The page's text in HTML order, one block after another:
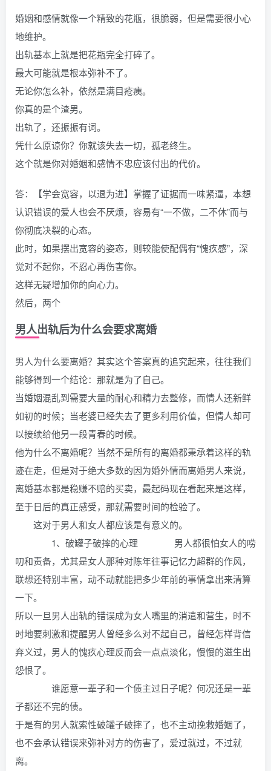
婚姻和感情就像一个精致的花瓶，很脆弱，但是需要很小心
地维护。
出轨基本上就是把花瓶完全打碎了。
最大可能就是根本弥补不了。
无论你怎么补，依然是满目疮痍。
你真的是个渣男。
出轨了，还振振有词。
凭什么原谅你？你就该失去一切，孤老终生。
这个就是你对婚姻和感情不忠应该付出的代价。
答：【学会宽容，以退为进】掌握了证据而一味紧逼，本想
认识错误的爱人也会不厌烦，容易有“一不做，二不休”而与
你彻底决裂的心态。
此时，如果摆出宽容的姿态，则较能使配偶有“愧疚感”，深
觉对不起你，不忍心再伤害你。
这样无疑增加你的向心力。
然后，两个
男人出轨后为什么会要求离婚
男人为什么要离婚？其实这个答案真的追究起来，往往我们
能够得到一个结论：那就是为了自己。
当婚姻混乱到需要大量的耐心和精力去整修，而情人还新鲜
如初的时候；当老婆已经失去了更多利用价值，但情人却可
以接续给他另一段青春的时候。
他为什么不离婚呢？当然不是所有的离婚都秉承着这样的轨
迹在走，但是对于绝大多数的因为婚外情而离婚男人来说，
离婚基本都是稳赚不赔的买卖，最起码现在看起来是这样，
至于日后的真正感受，那就需要时间的检验了。
这对于男人和女人都应该是有意义的。
1、破罐子破摔的心理 男人都很怕女人的唠
叨和责备，尤其是女人那种对陈年往事记忆力超群的作风，
联想还特别丰富，动不动就能把多少年前的事情拿出来清算
一下。
所以一旦男人出轨的错误成为女人嘴里的消遣和营生，时不
时地要刺激和提醒男人曾经多么对不起自己，曾经怎样背信
弃义过，男人的愧疚心理反而会一点点淡化，慢慢的滋生出
怨恨了。
谁愿意一辈子和一个债主过日子呢？何况还是一辈
子都还不完的债。
于是有的男人就索性破罐子破摔了，也不主动挽救婚姻了，
也不会承认错误来弥补对方的伤害了，爱过就过，不过就
离。